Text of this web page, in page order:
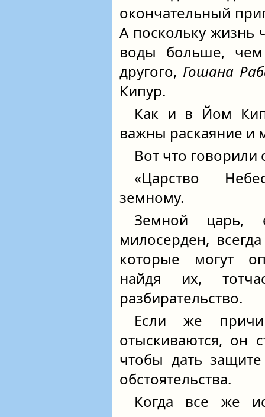
окончательный
А поскольку жизнь
воды больше,
другого, Гошана
Кипур.
Как и в Йом
важны раскаяние и
Вот что
«Царство
земному.
Земной царь,
милосерден,
которые могут
найдя их,
разбирательство.
Если же
отыскиваются, он
чтобы дать
обстоятельства.
Когда все же